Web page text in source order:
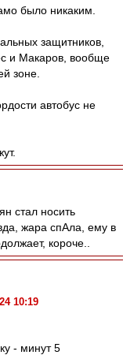
было никаким.
защитников,
и Макаров, вообще
зоне.
автобус не
стал носить
жара спАла, ему в
короче..
10:19
- минут 5